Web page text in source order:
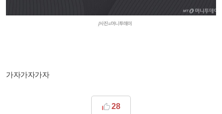
가자가자가자
28